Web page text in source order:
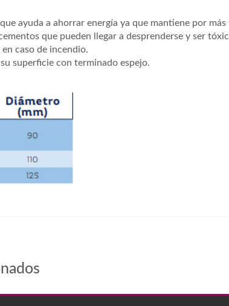
ayuda a ahorrar energía ya que mantiene por
que pueden llegar a desprenderse y ser
caso de incendio.
superficie con terminado espejo.